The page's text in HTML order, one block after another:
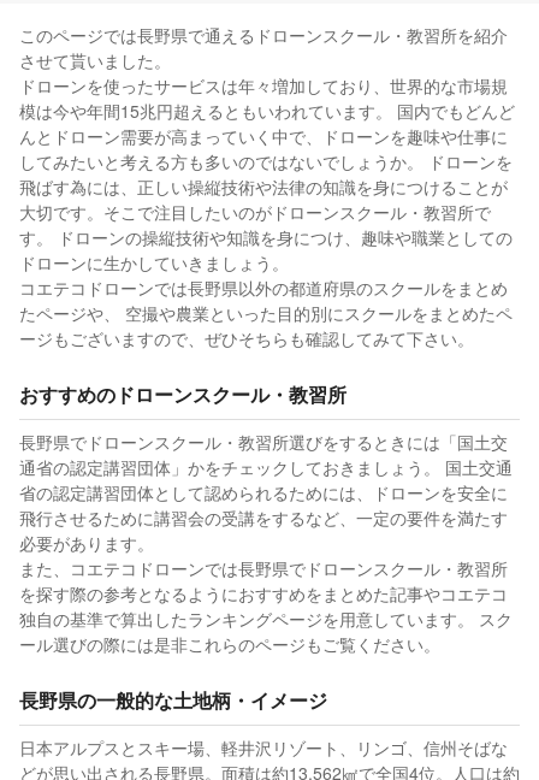
このページでは長野県で通えるドローンスクール・教習所を紹介
させて貰いました。
ドローンを使ったサービスは年々増加しており、世界的な市場規
模は今や年間15兆円超えるともいわれています。 国内でもどんど
んとドローン需要が高まっていく中で、ドローンを趣味や仕事に
してみたいと考える方も多いのではないでしょうか。 ドローンを
飛ばす為には、正しい操縦技術や法律の知識を身につけることが
大切です。そこで注目したいのがドローンスクール・教習所で
す。 ドローンの操縦技術や知識を身につけ、趣味や職業としての
ドローンに生かしていきましょう。
コエテコドローンでは長野県以外の都道府県のスクールをまとめ
たページや、 空撮や農業といった目的別にスクールをまとめたペ
ージもございますので、ぜひそちらも確認してみて下さい。
おすすめのドローンスクール・教習所
長野県でドローンスクール・教習所選びをするときには「国土交
通省の認定講習団体」かをチェックしておきましょう。 国土交通
省の認定講習団体として認められるためには、ドローンを安全に
飛行させるために講習会の受講をするなど、一定の要件を満たす
必要があります。
また、コエテコドローンでは長野県でドローンスクール・教習所
を探す際の参考となるようにおすすめをまとめた記事やコエテコ
独自の基準で算出したランキングページを用意しています。 スク
ール選びの際には是非これらのページもご覧ください。
長野県の一般的な土地柄・イメージ
日本アルプスとスキー場、軽井沢リゾート、リンゴ、信州そばな
どが思い出される長野県。面積は約13,562㎢で全国4位。人口は約